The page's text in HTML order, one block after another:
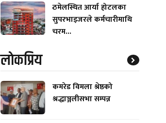
ठमेलस्थित आर्या होटलका
सुपरभाइजरले कर्मचारीमाथि
चरम...
लाेकप्रिय
कमरेड विमला श्रेष्ठको
श्रद्धाञ्जलीसभा सम्पन्न